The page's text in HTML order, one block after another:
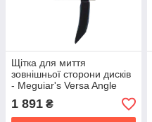
Щітка для миття
зовнішньої сторони дисків
- Meguiar's Versa Angle
Wheel Face Brush
(X1025EU)
1 891 ₴